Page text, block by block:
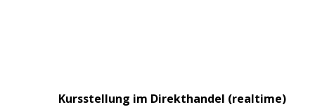
Kursstellung im Direkthandel (realtime)